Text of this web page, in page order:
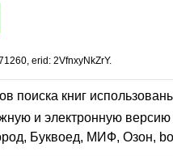
erid: 2VfnxyNkZrY.
поиска книг
и электронную
Буквоед, МИФ, Озон,